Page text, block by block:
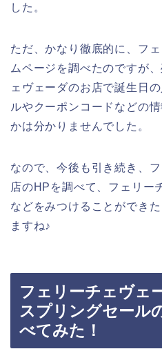
した。
ただ、かなり徹底的に、フ
ムページを調べたのですが
ェヴェーダのお店で誕生日
ルやクーポンコードなどの
かは分かりませんでした。
なので、今後も引き続き、
店のHPを調べて、フェリー
などをみつけることができ
ますね♪
フェリーチェヴェ
スプリングセール
べてみた！